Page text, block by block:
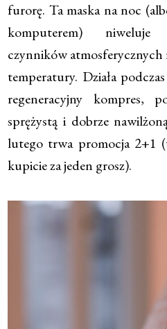
furorę. Ta maska na noc
komputerem) niweluje
czynników atmosferycznych
temperatury. Działa
regeneracyjny kompres,
sprężystą i dobrze
lutego trwa promocja 2+1
kupicie za jeden grosz).